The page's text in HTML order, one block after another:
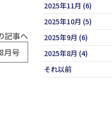
記事へ
月号
2025年11月 (6)
2025年10月 (5)
2025年9月 (6)
2025年8月 (4)
それ以前